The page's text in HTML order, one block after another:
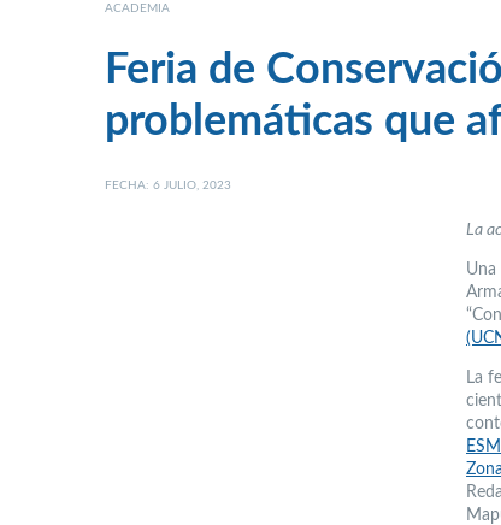
ACADEMIA
Feria de
problemáticas que
FECHA: 6 JULIO, 2023
La
Una
La